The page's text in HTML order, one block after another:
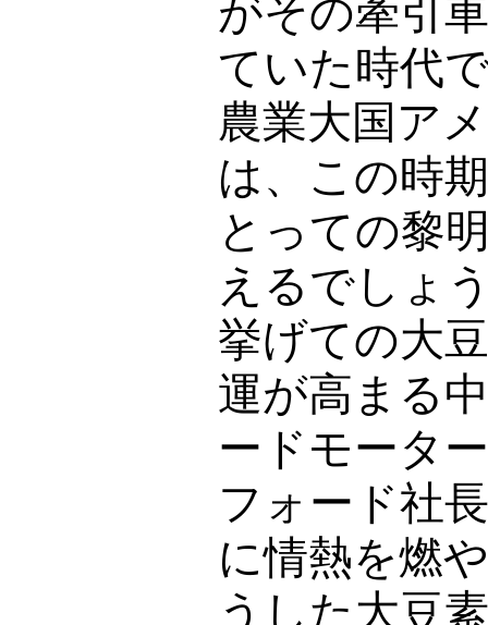
がその牽引
ていた時代
農業大国ア
は、この時
とっての黎
えるでしょ
挙げての大
運が高まる
ードモータ
フォード社
に情熱を燃
うした大豆